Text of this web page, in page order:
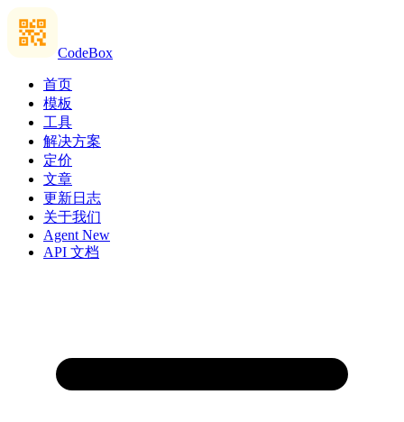
CodeBox
首页
模板
工具
解决方案
定价
文章
更新日志
关于我们
Agent New
API 文档